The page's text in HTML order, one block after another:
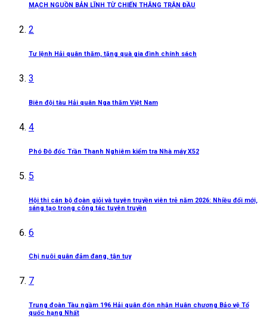
MẠCH NGUỒN BẢN LĨNH TỪ CHIẾN THẮNG TRẬN ĐẦU
2
Tư lệnh Hải quân thăm, tặng quà gia đình chính sách
3
Biên đội tàu Hải quân Nga thăm Việt Nam
4
Phó Đô đốc Trần Thanh Nghiêm kiểm tra Nhà máy X52
5
Hội thi cán bộ đoàn giỏi và tuyên truyền viên trẻ năm 2026: Nhiều đổi mới,
sáng tạo trong công tác tuyên truyền
6
Chị nuôi quân đảm đang, tận tụy
7
Trung đoàn Tàu ngầm 196 Hải quân đón nhận Huân chương Bảo vệ Tổ
quốc hạng Nhất